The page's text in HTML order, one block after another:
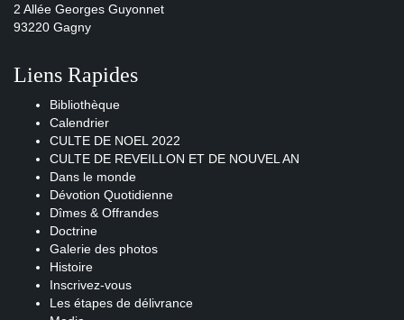
2 Allée Georges Guyonnet
93220 Gagny
Liens Rapides
Bibliothèque
Calendrier
CULTE DE NOEL 2022
CULTE DE REVEILLON ET DE NOUVEL AN
Dans le monde
Dévotion Quotidienne
Dîmes & Offrandes
Doctrine
Galerie des photos
Histoire
Inscrivez-vous
Les étapes de délivrance